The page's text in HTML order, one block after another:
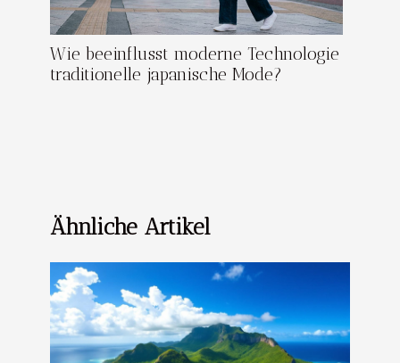
Wie beeinflusst moderne Technologie
traditionelle japanische Mode?
Ähnliche Artikel